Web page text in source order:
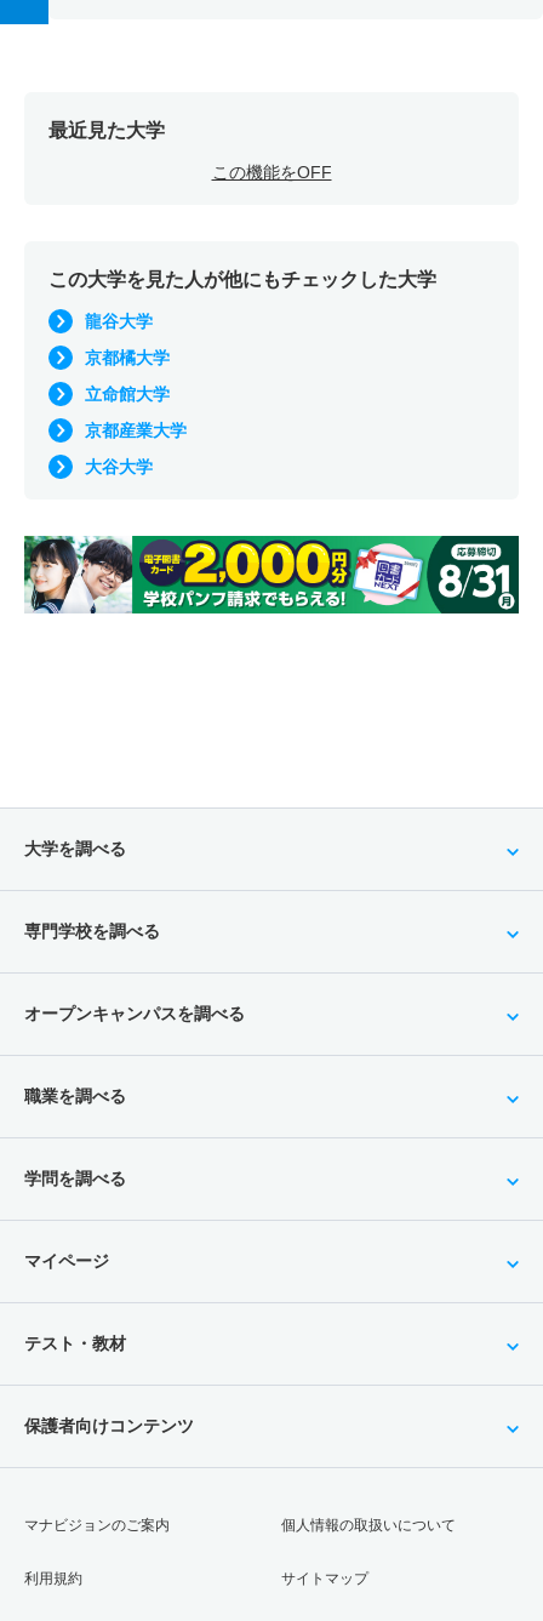
最近見た大学
この機能をOFF
この大学を見た人が他にもチェックした大学
龍谷大学
京都橘大学
立命館大学
京都産業大学
大谷大学
大学を調べる
専門学校を調べる
オープンキャンパスを調べる
職業を調べる
学問を調べる
マイページ
テスト・教材
保護者向けコンテンツ
マナビジョンのご案内
利用規約
個人情報の取扱いについて
サイトマップ